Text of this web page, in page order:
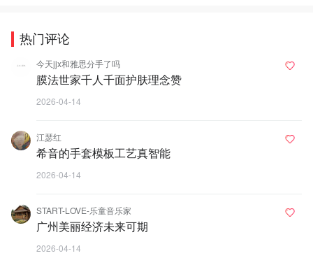
热门评论
今天jjx和雅思分手了吗
膜法世家千人千面护肤理念赞
2026-04-14
江瑟红
希音的手套模板工艺真智能
2026-04-14
START-LOVE-乐童音乐家
广州美丽经济未来可期
2026-04-14